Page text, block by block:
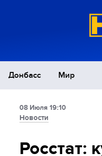
Донбасс Мир
08 Июля 19:10
Новости
Росстат: